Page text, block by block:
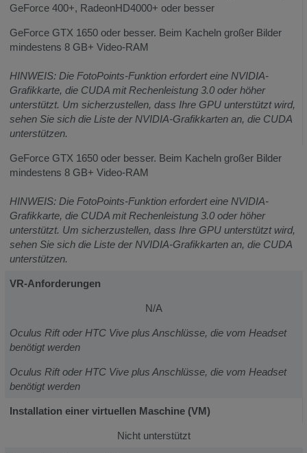
GeForce 400+, RadeonHD4000+ oder besser
GeForce GTX 1650 oder besser. Beim Kacheln großer Bilder
mindestens 8 GB+ Video-RAM
HINWEIS: Die FotoPoints-Funktion erfordert eine NVIDIA-
Grafikkarte, die CUDA mit Rechenleistung 3.0 oder höher
unterstützt. Um sicherzustellen, dass Ihre GPU unterstützt wird,
sehen Sie sich die Liste der NVIDIA-Grafikkarten an, die CUDA
unterstützen.
GeForce GTX 1650 oder besser. Beim Kacheln großer Bilder
mindestens 8 GB+ Video-RAM
HINWEIS: Die FotoPoints-Funktion erfordert eine NVIDIA-
Grafikkarte, die CUDA mit Rechenleistung 3.0 oder höher
unterstützt. Um sicherzustellen, dass Ihre GPU unterstützt wird,
sehen Sie sich die Liste der NVIDIA-Grafikkarten an, die CUDA
unterstützen.
VR-Anforderungen
N/A
Oculus Rift oder HTC Vive plus Anschlüsse, die vom Headset
benötigt werden
Oculus Rift oder HTC Vive plus Anschlüsse, die vom Headset
benötigt werden
Installation einer virtuellen Maschine (VM)
Nicht unterstützt